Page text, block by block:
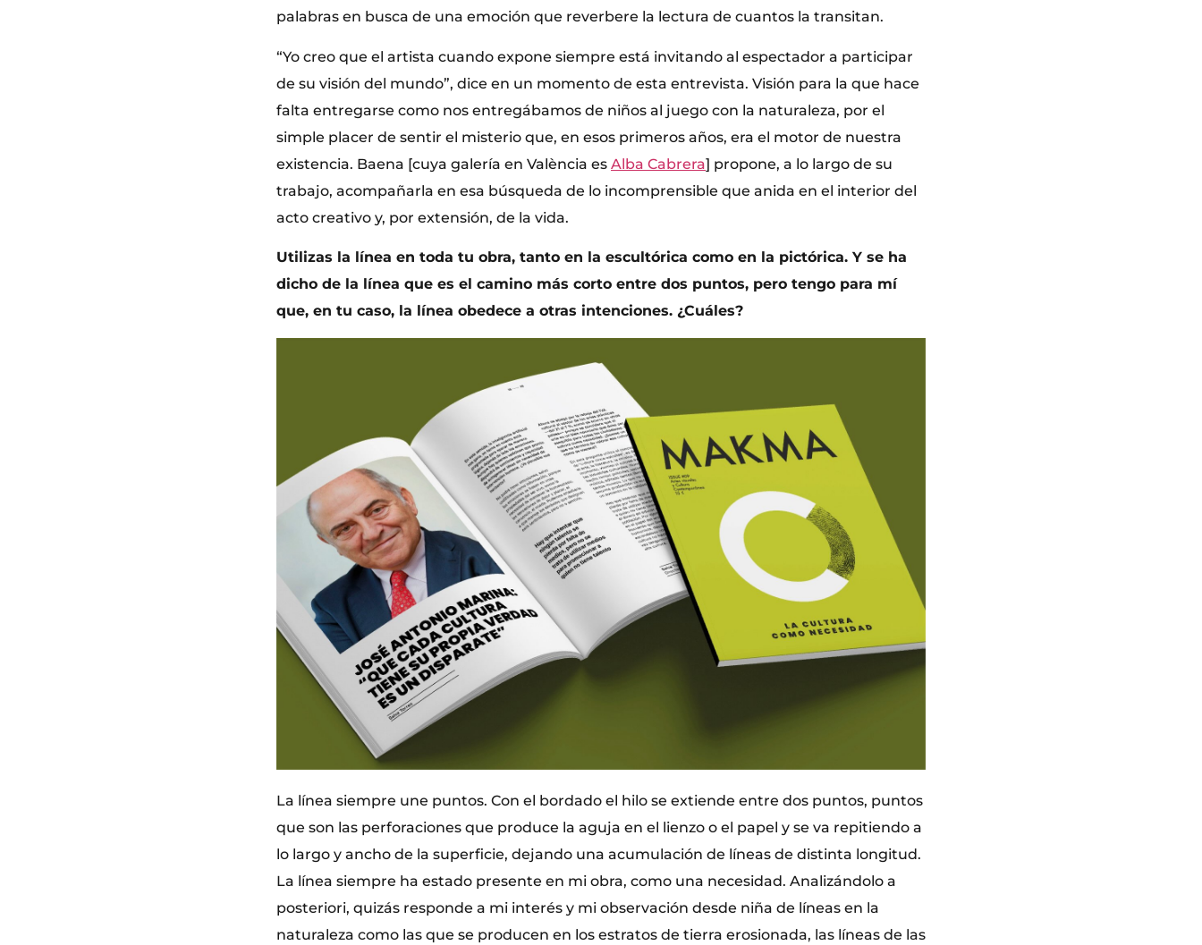
palabras en busca de una emoción que reverbere la lectura de cuantos la transitan.
“Yo creo que el artista cuando expone siempre está invitando al espectador a participar
de su visión del mundo”, dice en un momento de esta entrevista. Visión para la que hace
falta entregarse como nos entregábamos de niños al juego con la naturaleza, por el
simple placer de sentir el misterio que, en esos primeros años, era el motor de nuestra
existencia. Baena [cuya galería en València es Alba Cabrera] propone, a lo largo de su
trabajo, acompañarla en esa búsqueda de lo incomprensible que anida en el interior del
acto creativo y, por extensión, de la vida.
Utilizas la línea en toda tu obra, tanto en la escultórica como en la pictórica. Y se ha
dicho de la línea que es el camino más corto entre dos puntos, pero tengo para mí
que, en tu caso, la línea obedece a otras intenciones. ¿Cuáles?
La línea siempre une puntos. Con el bordado el hilo se extiende entre dos puntos, puntos
que son las perforaciones que produce la aguja en el lienzo o el papel y se va repitiendo a
lo largo y ancho de la superficie, dejando una acumulación de líneas de distinta longitud.
La línea siempre ha estado presente en mi obra, como una necesidad. Analizándolo a
posteriori, quizás responde a mi interés y mi observación desde niña de líneas en la
naturaleza como las que se producen en los estratos de tierra erosionada, las líneas de las